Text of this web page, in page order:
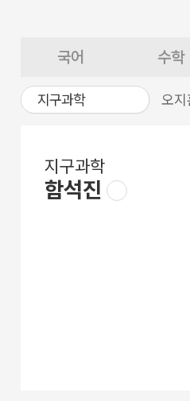
국어 수학
지구과학 오지
지구과학
함석진